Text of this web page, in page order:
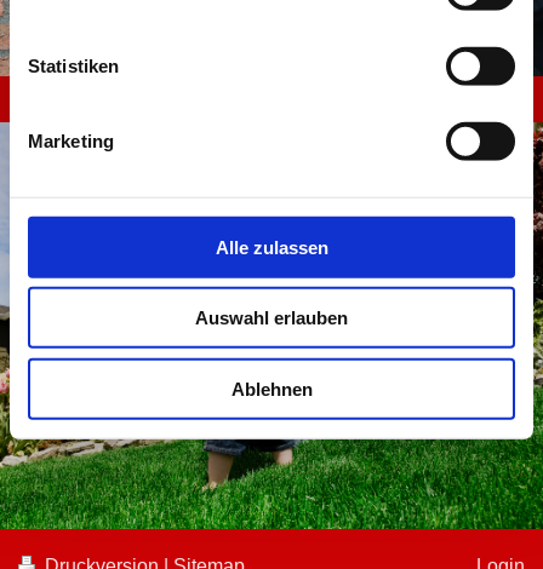
Statistiken
Marketing
Alle zulassen
Auswahl erlauben
Ablehnen